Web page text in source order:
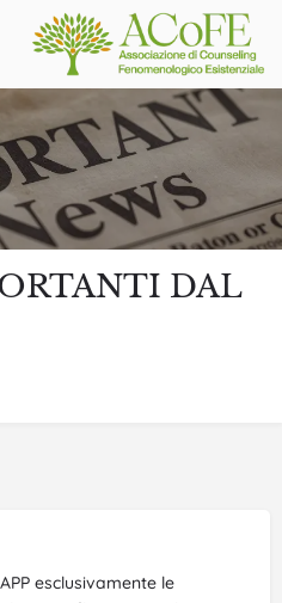
DAL
esclusivamente le